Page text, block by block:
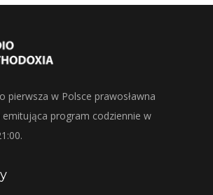
pierwsza w Polsce prawosławna
emitująca program codziennie w